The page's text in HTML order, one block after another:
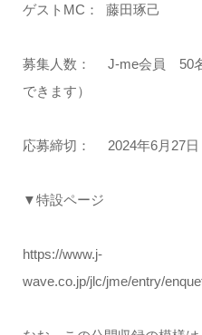
ゲストMC： 藤田琢己
募集人数： J-me会員 50名
できます）
応募締切： 2024年6月27日
▼特設ページ
https://www.j-
wave.co.jp/jlc/jme/entry/